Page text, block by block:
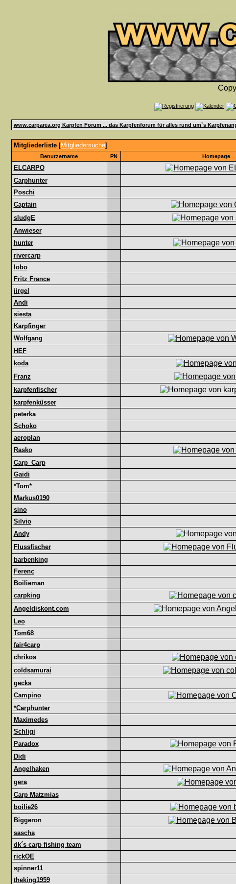
www.carparea.org Karpfen Forum ... das Karpfenforum für alles rund um`s
Mitgliederliste[Mitgliedersuche]
Benutzername PN Homepage
ELCARPO
Carphunter
Poschi
Captain
sludgE
Anwieser
hunter
rivercarp
lobo
Fritz France
jirgel
Andi
siesta
Karpfinger
Wolfgang
HEF
koda
Franz
karpfenfischer
karpfenküsser
peterka
Schoko
aeroplan
Rasko
Carp_Carp
Gaidi
*Tom*
Markus0190
sino
Silvio
Andy
Flussfischer
barbenking
Ferenc
Boilieman
carpking
Angeldiskont.com
Leo
Tom68
fair4carp
chrikos
coldsamurai
gecks
Campino
*Carphunter
Maximedes
Schligi
Paradox
Didi
Angelhaken
gera
Carp Matzmias
boilie26
Biggeron
sascha
dk´s carp fishing team
rickOE
spinner11
theking1959